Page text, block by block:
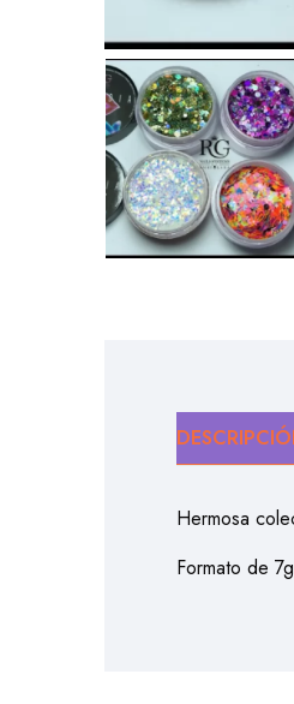
Hermosa
Formato de 7g